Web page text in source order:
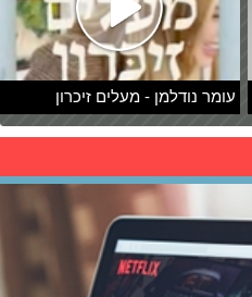
עומר נודלמן - מעלים זיכרון